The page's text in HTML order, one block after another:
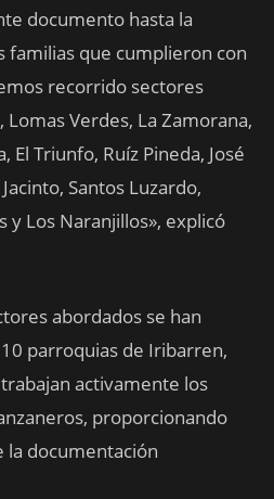
documento hasta la
familias que cumplieron con
recorrido sectores
Verdes, La Zamorana,
El Triunfo, Ruíz Pineda, José
Santos Luzardo,
y Los Naranjillos», explicó
abordados se han
parroquias de Iribarren,
activamente los
proporcionando
la documentación